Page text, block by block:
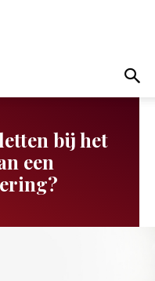
bij het
een